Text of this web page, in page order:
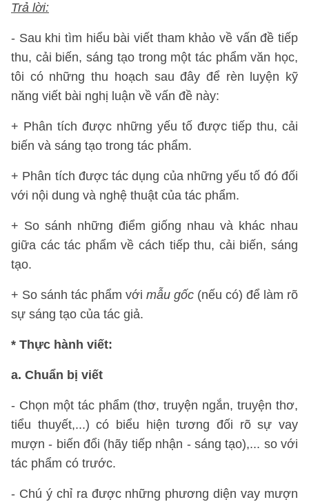
Trả lời:
- Sau khi tìm hiểu bài viết tham khảo về vấn đề tiếp
thu, cải biến, sáng tạo trong một tác phẩm văn học,
tôi có những thu hoạch sau đây để rèn luyện kỹ
năng viết bài nghị luận về vấn đề này:
+ Phân tích được những yếu tố được tiếp thu, cải
biến và sáng tạo trong tác phẩm.
+ Phân tích được tác dụng của những yếu tố đó đối
với nội dung và nghệ thuật của tác phẩm.
+ So sánh những điểm giống nhau và khác nhau
giữa các tác phẩm về cách tiếp thu, cải biến, sáng
tạo.
+ So sánh tác phẩm với mẫu gốc (nếu có) để làm rõ
sự sáng tạo của tác giả.
* Thực hành viết:
a. Chuẩn bị viết
- Chọn một tác phẩm (thơ, truyện ngắn, truyện thơ,
tiểu thuyết,...) có biểu hiện tương đối rõ sự vay
mượn - biến đổi (hãy tiếp nhận - sáng tạo),... so với
tác phẩm có trước.
- Chú ý chỉ ra được những phương diện vay mượn